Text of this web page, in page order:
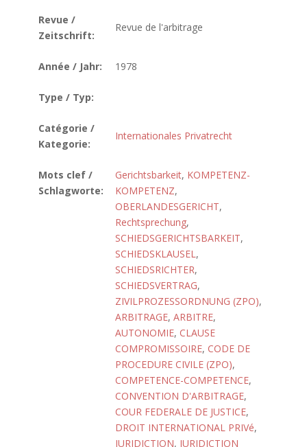
Revue /
Zeitschrift:
Revue de l'arbitrage
Année / Jahr: 1978
Type / Typ:
Catégorie /
Kategorie:
Internationales Privatrecht
Mots clef /
Schlagworte:
Gerichtsbarkeit, KOMPETENZ-
KOMPETENZ,
OBERLANDESGERICHT,
Rechtsprechung,
SCHIEDSGERICHTSBARKEIT,
SCHIEDSKLAUSEL,
SCHIEDSRICHTER,
SCHIEDSVERTRAG,
ZIVILPROZESSORDNUNG (ZPO),
ARBITRAGE, ARBITRE,
AUTONOMIE, CLAUSE
COMPROMISSOIRE, CODE DE
PROCEDURE CIVILE (ZPO),
COMPETENCE-COMPETENCE,
CONVENTION D'ARBITRAGE,
COUR FEDERALE DE JUSTICE,
DROIT INTERNATIONAL PRIVé,
JURIDICTION, JURIDICTION